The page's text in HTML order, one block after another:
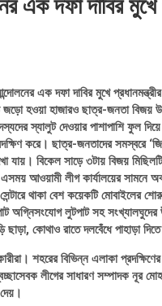
এক দফা দাবির মুখে
এক দফা দাবির মুখে
জড়ো হওয়া হাজারও ছাত্র-জনতা
স্যালুট দেওয়ার পাশাপাশি ফুল দিয়ে
করে। ছাত্র-জনতাদের সমস্বরে
যায়। বিকেল সাড়ে ৩টায় বিজয়
এসময় আওয়ামী লীগ কার্যালয়ের
থাকা বেশ কয়েকটি মোবাইলের
অগ্নিসংযোগ লুটপাট সহ সংখ্যালঘুদের
কোথাও রাতে দলবেঁধে পাহাড়া
শহরের বিভিন্ন এলাকা
লীগের সাধারণ সম্পাদক নূর